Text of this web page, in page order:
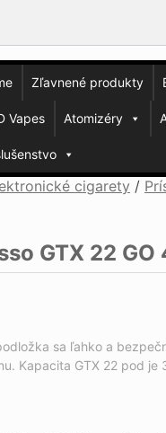
Zľavnené produkty
Vapes Atomizéry
cigarety /
GTX 22 GO
sa ľahko a
Kapacita GTX 22 pod je